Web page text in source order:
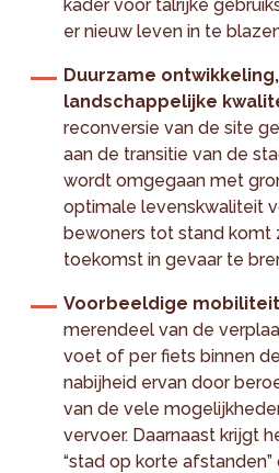
kader voor talrijke
er nieuw leven in te
Duurzame
landschappelijke
reconversie van de site
aan de transitie van de
wordt omgegaan met
optimale levenskwaliteit
bewoners tot stand komt
toekomst in gevaar te
Voorbeeldige
merendeel van de
voet of per fiets binnen
nabijheid ervan door
van de vele
vervoer. Daarnaast krijgt
“stad op korte